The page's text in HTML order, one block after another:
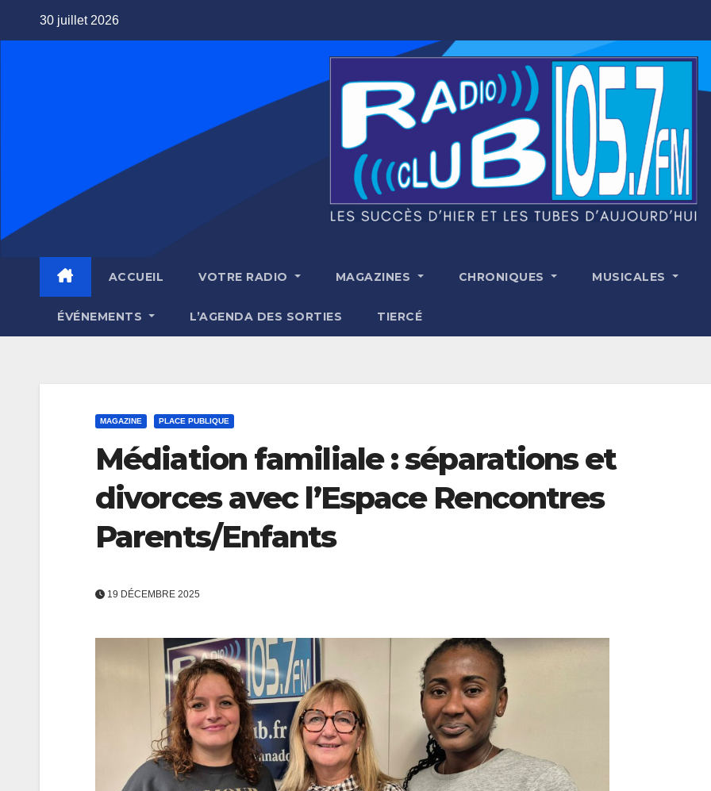
30 juillet 2026
ACCUEIL VOTRE RADIO MAGAZINES CHRONIQUES MUSICALES
ÉVÉNEMENTS L’AGENDA DES SORTIES TIERCÉ
MAGAZINE PLACE PUBLIQUE
Médiation familiale : séparations et
divorces avec l’Espace Rencontres
Parents/Enfants
19 DÉCEMBRE 2025